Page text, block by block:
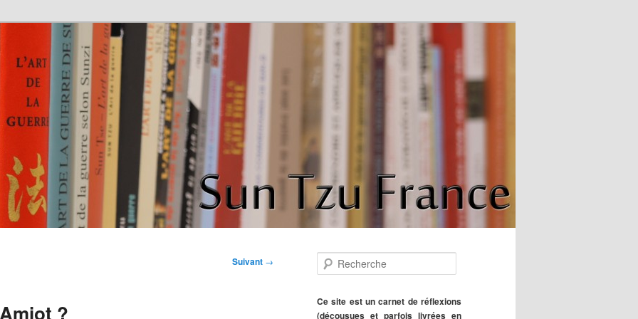
la guerre" de Sun Tzu
Suivant →
?
e
h
e
Ce site est un carnet de réflexions
(décousues et parfois livrées en